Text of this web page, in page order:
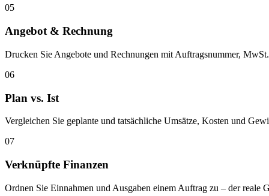
05
Angebot & Rechnung
Drucken Sie Angebote und Rechnungen mit Auftragsnummer,
06
Plan vs. Ist
Vergleichen Sie geplante und tatsächliche Umsätze, Kosten und
07
Verknüpfte Finanzen
Ordnen Sie Einnahmen und Ausgaben einem Auftrag zu – der reale